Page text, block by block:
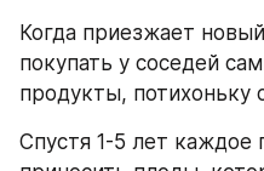
Когда приезжает
покупать у соседей
продукты, потихоньку
Спустя 1-5 лет каждое